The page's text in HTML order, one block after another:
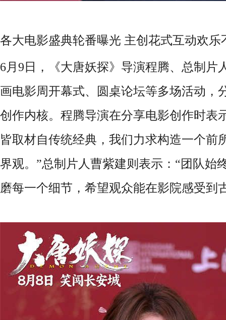
各大电影盛典轮番曝光 主创花式互动欢乐
6月9日，《大唐妖探》导演程腾、总制片
画电影周开幕式、圆桌论坛等多场活动，
创作内核。程腾导演在分享电影创作时表
皆取材自传统经典，我们力求构造一个前
界观。”总制片人曹紫建则表示：“团队始
磨每一个细节，希望观众能在影院感受到